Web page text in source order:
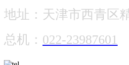
地址：天津市西青区
总机： 022-23987601